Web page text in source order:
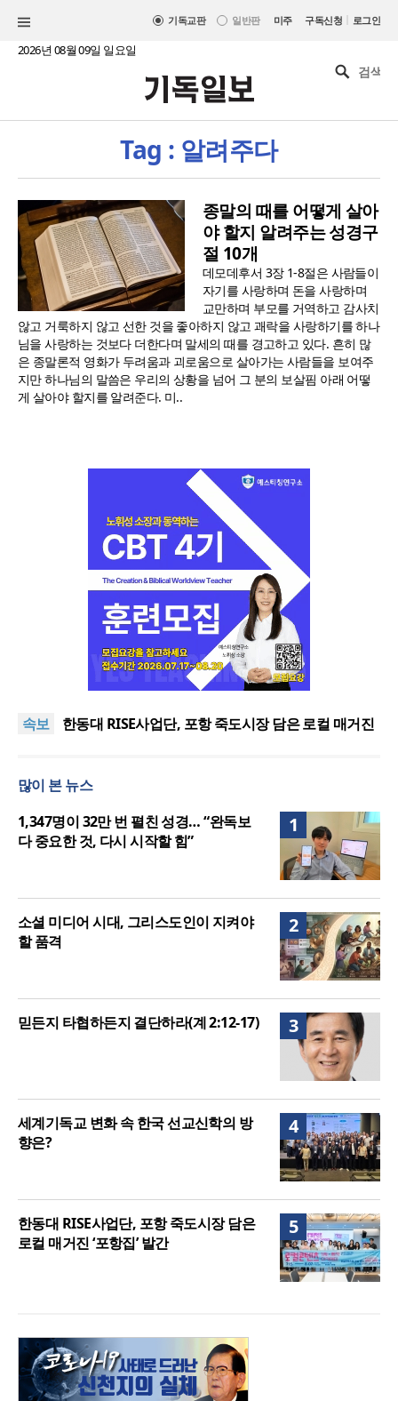
기독교판 일반판 미주 구독신청 | 로그인
2026년 08월 09일 일요일
Tag : 알려주다
종말의 때를 어떻게 살아
야 할지 알려주는 성경구
절 10개
데모데후서 3장 1-8절은 사람들이
자기를 사랑하며 돈을 사랑하며
교만하며 부모를 거역하고 감사치
않고 거룩하지 않고 선한 것을 좋아하지 않고 괘락을 사랑하기를 하나
님을 사랑하는 것보다 더한다며 말세의 때를 경고하고 있다. 흔히 많
은 종말론적 영화가 두려움과 괴로움으로 살아가는 사람들을 보여주
지만 하나님의 말씀은 우리의 상황을 넘어 그 분의 보살핌 아래 어떻
게 살아야 할지를 알려준다. 미..
속보
느헤미야 연합기도회, ‘왕의 기도’로 나라·한국교회·다
여”
한동대 RISE사업단, 포항 죽도시장 담은 로컬 매거진
느헤미야 연합기도회, ‘왕의 기도’로 나라·한국교회·다
세기총 “자유를 지키며 하나 된 희망의 미래를 향하
여”
많이 본 뉴스
1
1,347명이 32만 번 펼친 성경… “완독보
다 중요한 것, 다시 시작할 힘”
2
소셜 미디어 시대, 그리스도인이 지켜야
할 품격
3
믿든지 타협하든지 결단하라(계 2:12-17)
4
세계기독교 변화 속 한국 선교신학의 방
향은?
5
한동대 RISE사업단, 포항 죽도시장 담은
로컬 매거진 ‘포항집’ 발간